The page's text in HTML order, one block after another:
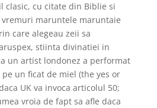
clasic, cu citate din Biblie si
maruntele maruntaie
care alegeau zeii sa
stiinta divinatiei in
un artist londonez a performat
un ficat de miel (the yes or
UK va invoca articolul 50;
vroia de fapt sa afle daca